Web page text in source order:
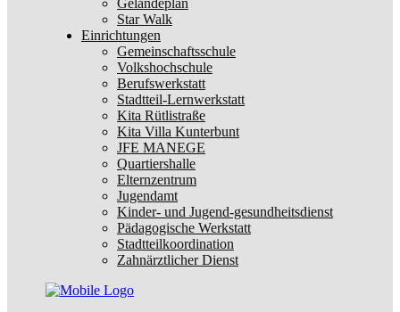
Geländeplan
Star Walk
Einrichtungen
Gemeinschaftsschule
Volkshochschule
Berufswerkstatt
Stadtteil-Lernwerkstatt
Kita Rütlistraße
Kita Villa Kunterbunt
JFE MANEGE
Quartiershalle
Elternzentrum
Jugendamt
Kinder- und Jugend-gesundheitsdienst
Pädagogische Werkstatt
Stadtteilkoordination
Zahnärztlicher Dienst